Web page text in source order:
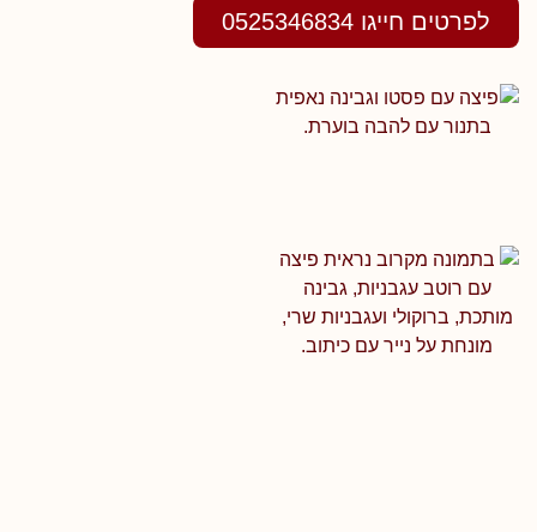
לפרטים חייגו 0525346834